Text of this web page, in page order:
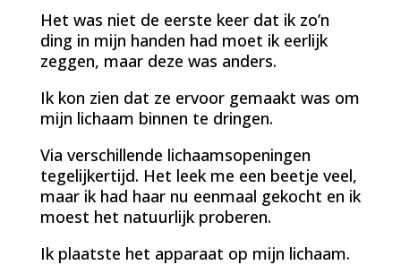
Het was niet de eerste keer dat ik zo’n
ding in mijn handen had moet ik eerlijk
zeggen, maar deze was anders.
Ik kon zien dat ze ervoor gemaakt was om
mijn lichaam binnen te dringen.
Via verschillende lichaamsopeningen
tegelijkertijd. Het leek me een beetje veel,
maar ik had haar nu eenmaal gekocht en ik
moest het natuurlijk proberen.
Ik plaatste het apparaat op mijn lichaam.